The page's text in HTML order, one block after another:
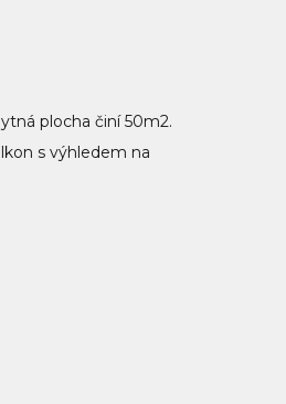
plocha činí 50m2.
s výhledem na